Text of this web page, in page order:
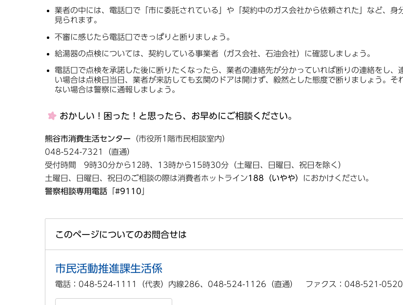
業者の中には、電話口で「市に委託されている」や「契約中のガス会社から依頼された」など、身
見られます。
不審に感じたら電話口できっぱりと断りましょう。
給湯器の点検については、契約している事業者（ガス会社、石油会社）に確認しましょう。
電話口で点検を承諾した後に断りたくなったら、業者の連絡先が分かっていれば断りの連絡をし、
い場合は点検日当日、業者が来訪しても玄関のドアは開けず、毅然とした態度で断りましょう。そ
ない場合は警察に通報しましょう。
おかしい！困った！と思ったら、お早めにご相談ください。
熊谷市消費生活センター （市役所1階市民相談室内）
048-524-7321（直通）
受付時間 9時30分から12時、13時から15時30分（土曜日、日曜日、祝日を除く）
土曜日、日曜日、祝日のご相談の際は消費者ホットライン188（いやや）
におかけください。
警察相談専用電話
#9110
このページについてのお問合せは
市民活動推進課生活係
電話：048-524-1111（代表）内線286、048-524-1126（直通） ファクス：048-521-0520